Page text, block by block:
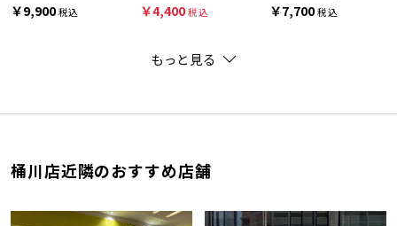
￥9,900税込 ￥4,400税込 ￥7,700税込
もっと見る
桶川店近隣のおすすめ店舗